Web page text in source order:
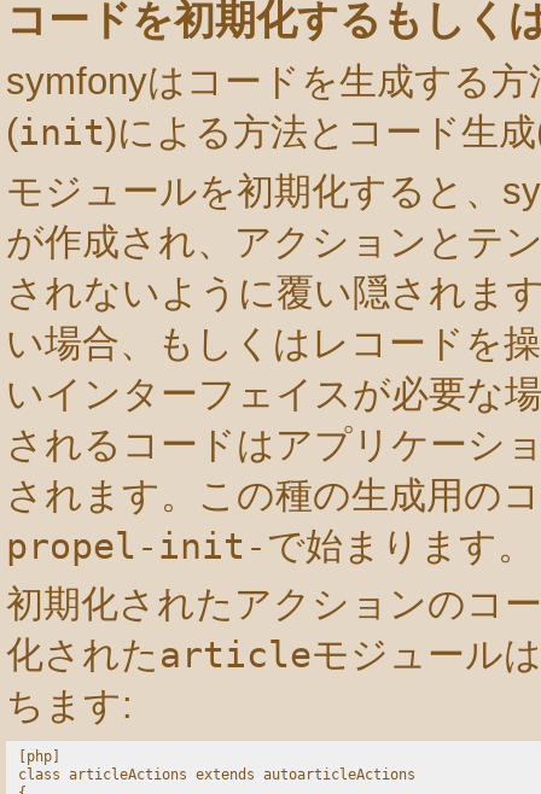
コードを初期化するもしく
symfonyはコードを生成する
(init)による方法とコード生
モジュールを初期化すると、
が作成され、アクションとテ
されないように覆い隠されま
い場合、もしくはレコードを
いインターフェイスが必要な
されるコードはアプリケーシ
されます。この種の生成用の
propel-init-で始まります。
初期化されたアクションのコ
化された articleモジュール
ちます:
[php]
class articleActions extends autoarticleActions